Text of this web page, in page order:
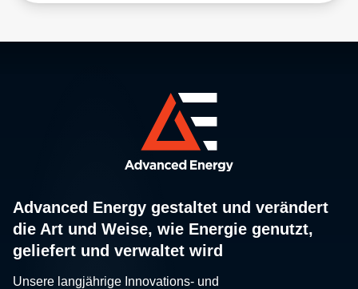
Advanced Energy gestaltet und verändert
die Art und Weise, wie Energie genutzt,
geliefert und verwaltet wird
Unsere langjährige Innovations- und